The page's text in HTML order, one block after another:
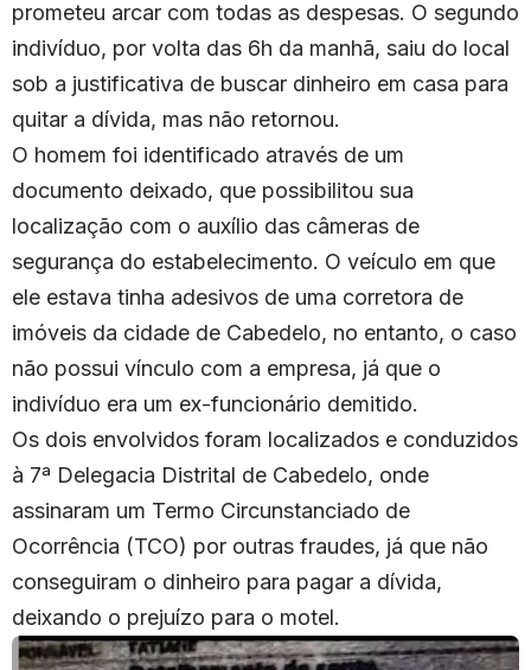
prometeu arcar com todas as despesas. O segundo
indivíduo, por volta das 6h da manhã, saiu do local
sob a justificativa de buscar dinheiro em casa para
quitar a dívida, mas não retornou.
O homem foi identificado através de um
documento deixado, que possibilitou sua
localização com o auxílio das câmeras de
segurança do estabelecimento. O veículo em que
ele estava tinha adesivos de uma corretora de
imóveis da cidade de Cabedelo, no entanto, o caso
não possui vínculo com a empresa, já que o
indivíduo era um ex-funcionário demitido.
Os dois envolvidos foram localizados e conduzidos
à 7ª Delegacia Distrital de Cabedelo, onde
assinaram um Termo Circunstanciado de
Ocorrência (TCO) por outras fraudes, já que não
conseguiram o dinheiro para pagar a dívida,
deixando o prejuízo para o motel.